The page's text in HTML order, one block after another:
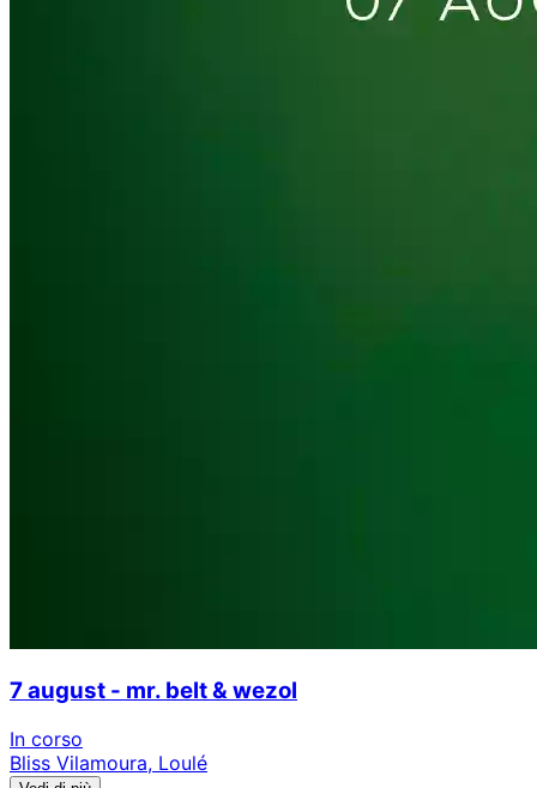
7 august - mr. belt & wezol
In corso
Bliss Vilamoura, Loulé